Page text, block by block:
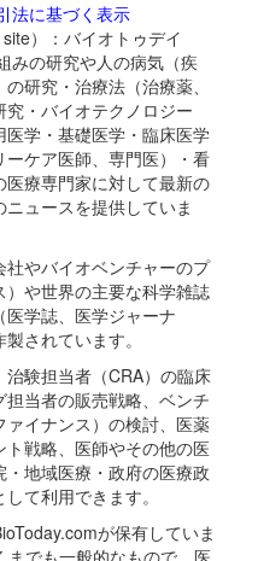
法に基づく表示
）：バイオトゥデイ
みの研究や人の病気（疾
研究・治療法（治療薬、
・バイオテクノロジー
医学・基礎医学・臨床医学
ケア医師、専門医）・看
療専門家に対して最新の
ュースを提供していま
やバイオベンチャーのプ
や世界の主要な科学雑誌
医学誌、医学ジャーナ
されています。
験担当者（CRA）の臨床
当者の販売戦略、ベンチ
イナンス）の検討、医薬
戦略、医師やその他の医
地域医療・政府の医療政
て利用できます。
が保有していま